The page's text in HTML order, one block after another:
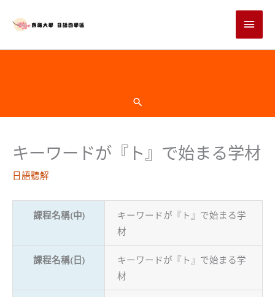
主
要
方
搜
尋
キーワードが『ト』で始まる学材
日語聽解
課程名稱(中)
キーワードが『ト』で始まる学
材
課程名稱(日)
キーワードが『ト』で始まる学
材